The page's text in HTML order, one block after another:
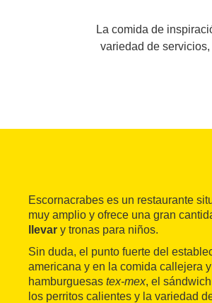
La comida de
variedad de
Escornacrabes es un restaurante
muy amplio y ofrece una gran
llevar y tronas para niños.
Sin duda, el punto fuerte del
americana y en la comida callejera
hamburguesas tex-mex, el
los perritos calientes y la variedad